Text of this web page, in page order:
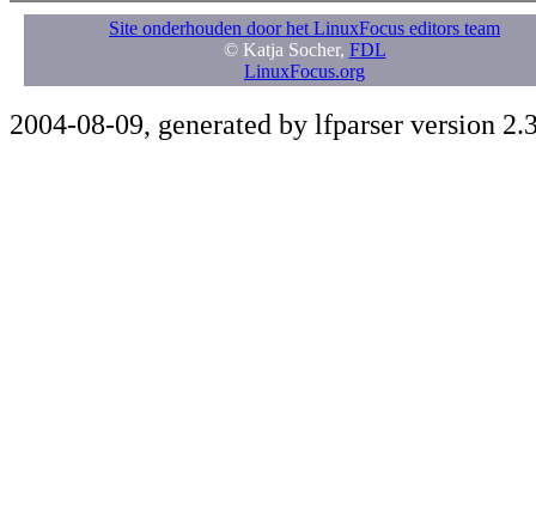
Site onderhouden door het LinuxFocus editors team
© Katja Socher, FDL
LinuxFocus.org
2004-08-09, generated by lfparser version